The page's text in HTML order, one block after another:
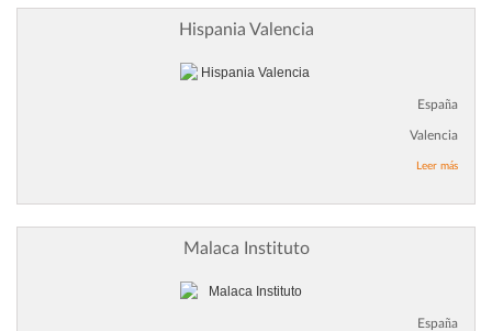
Hispania Valencia
España
Valencia
Leer más
Malaca Instituto
España